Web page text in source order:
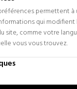
permettent à
qui
site, comme votre
vous vous trouvez.
soin de la peau
de créer de multiples
« jumbo » permet
zones de la paupière.